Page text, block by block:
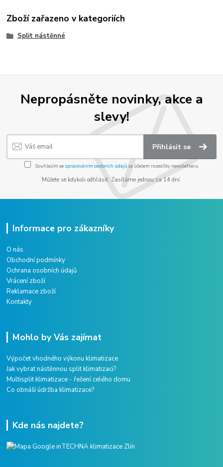
Zboží zařazeno v kategoriích
Split nástěnné
Nepropásněte novinky, akce a
slevy!
Přihlásit se
Souhlasím se zpracováním osobních údajůza účelem rozesílky newsletteru.
Můžete se kdykoli odhlásit. Zasíláme jednou za 14 dní.
Informace pro zákazníky
O nás
Obchodní podmínky
Ochrana osobních údajů
Vrácení zboží
Reklamace zboží
Kontakty
Mohlo by Vás zajímat
Výpočet vhodného výkonu klimatizace
Jak vybrat nástěnnou split klimatizaci?
Multisplit klimatizace - řešení celého domu
Co obnáší údržba klimatizace?
Kde nás najdete?